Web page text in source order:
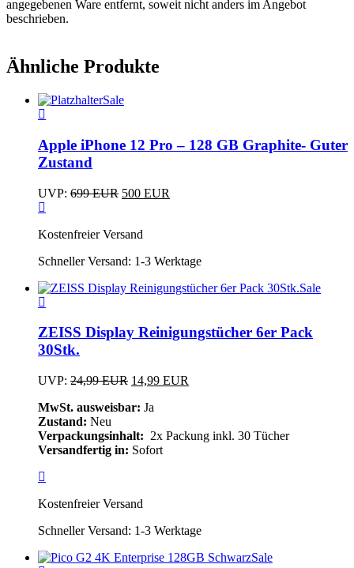
angegebenen Ware entfernt, soweit nicht anders im Angebot
beschrieben.
Ähnliche Produkte
Sale
Apple iPhone 12 Pro – 128 GB Graphite- Guter
Zustand
UVP: 699EUR Ursprünglicher
699 EUR
500 EUR
Kostenfreier Versand
Schneller Versand: 1-3 Werktage
Sale
ZEISS Display Reinigungstücher 6er Pack
30Stk.
UVP: 24,99EUR Ursprünglicher
war:
14,99 EUR
MwSt. ausweisbar: Ja
Zustand: Neu
Verpackungsinhalt: 2x Packung inkl. 30 Tücher
Versandfertig in: Sofort
Kostenfreier Versand
Schneller Versand: 1-3 Werktage
Sale